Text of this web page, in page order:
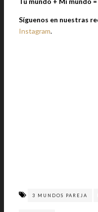
Síguenos en nuestras
Instagram.
3 MUNDOS PAREJA